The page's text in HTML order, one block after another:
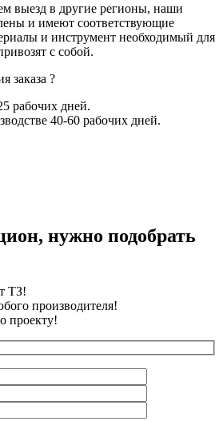
выезд в другие регионы, наши
и имеют соответствующие
и инструмент необходимый для
с собой.
заказа ?
рабочих дней.
40-60 рабочих дней.
нужно подобрать
ТЗ!
производителя!
проекту!